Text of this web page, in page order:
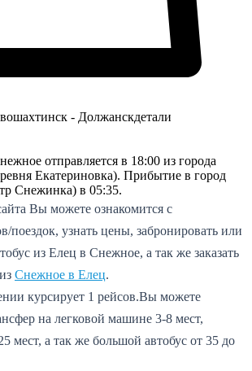
- Должанскдетали
отправляется в 18:00 из города
Екатериновка). Прибытие в город
Снежинка) в 05:35.
Вы можете ознакомится с
поездок, узнать цены, забронировать или
из Елец в Снежное, а так же заказать
Снежное в Елец.
курсирует 1 рейсов.Вы можете
на легковой машине 3-8 мест,
мест, а так же большой автобус от 35 до